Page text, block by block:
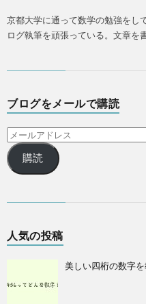
京都大学に通って数学の勉強をし
ログ執筆を頑張っている。文章を
ブログをメールで購読
購読
人気の投稿
美しい四桁の数字を